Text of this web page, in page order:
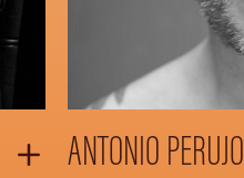
ANTONIO PERUJO